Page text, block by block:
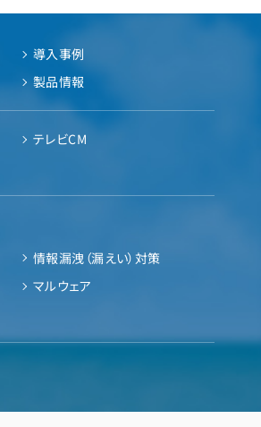
導入事例
製品情報
テレビCM
情報漏洩（漏えい）対策
マルウェア